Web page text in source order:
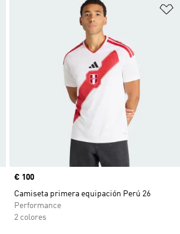
Añadir a la lista de deseos
Precio
€ 100
Camiseta primera equipación Perú 26
Performance
2 colores